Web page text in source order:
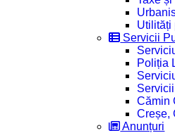
Utilități
Servicii
Poliția
Cămin
Creșe,
Anunțuri